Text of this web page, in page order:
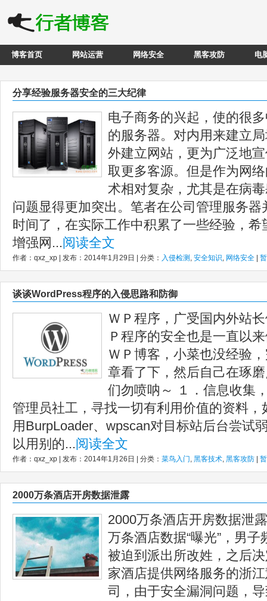
博客首页 网站运营 网络安全 黑客攻防 电
分享经验服务器安全的三大纪律
电子商务的兴起，使的很
的服务器。对内用来建立
外建立网站，更为广泛地
取更多客源。但是作为网
术相对复杂，尤其是在病
问题显得更加突出。笔者在公司管理服务
时间了，在实际工作中积累了一些经验，
增强网...阅读全文
作者：qxz_xp | 发布：2014年1月29日 | 分类： 入侵检测 , 安全知识, 网络安全
谈谈WordPress程序的入侵思路和防御
ＷＰ程序，广受国内外站
Ｐ程序的安全也是一直以
ＷＰ博客，小菜也没经验
章看了下，然后自己在琢
们勿喷呐～ １．信息收集
管理员社工，寻找一切有利用价值的资料
用BurpLoader、wpscan对目标站后台尝试
以用别的...阅读全文
作者：qxz_xp | 发布：2014年1月26日 | 分类： 菜鸟入门, 黑客技术, 黑客攻防
2000万条酒店开房数据泄露
2000万条酒店开房数据泄
万条酒店数据“曝光”，男
被迫到派出所改姓，之后
家酒店提供网络服务的浙
司，由于安全漏洞问题，